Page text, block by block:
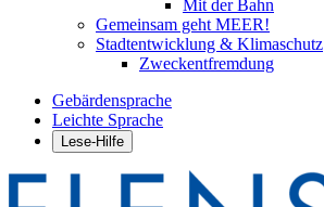
Mit der Bahn
Gemeinsam geht MEER!
Stadtentwicklung & Klimaschutz
Zweckentfremdung
Gebärdensprache
Leichte Sprache
Lese-Hilfe